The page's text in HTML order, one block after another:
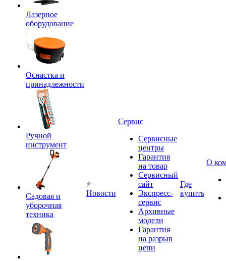
Лазерное
оборудование
Оснастка и
принадлежности
Ручной
инструмент
Садовая и
уборочная
техника
Новости
Сервис
Сервисные
центры
Гарантия
на товар
Сервисный
сайт
Экспресс-
сервис
Архивные
модели
Гарантия
на разрыв
цепи
Где
купить
О